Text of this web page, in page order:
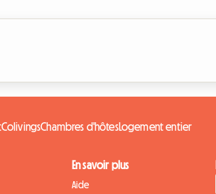
ColivingsChambres d'hôtesLogement entier
En savoir plus
Aide